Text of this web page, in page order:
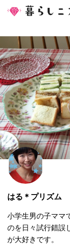
はる＊プリズム
小学生男の子ママ
のを日々試行錯誤
が大好きです。